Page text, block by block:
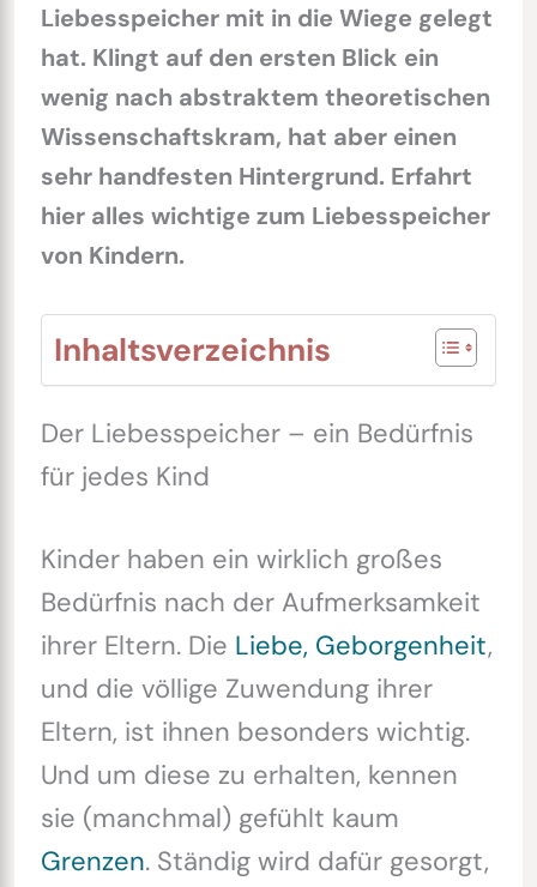
Liebesspeicher mit in die Wiege gelegt
hat. Klingt auf den ersten Blick ein
wenig nach abstraktem theoretischen
Wissenschaftskram, hat aber einen
sehr handfesten Hintergrund. Erfahrt
hier alles wichtige zum Liebesspeicher
von Kindern.
Inhaltsverzeichnis
Der Liebesspeicher – ein Bedürfnis
für jedes Kind
Kinder haben ein wirklich großes
Bedürfnis nach der Aufmerksamkeit
ihrer Eltern. Die Liebe, Geborgenheit,
und die völlige Zuwendung ihrer
Eltern, ist ihnen besonders wichtig.
Und um diese zu erhalten, kennen
sie (manchmal) gefühlt kaum
Grenzen. Ständig wird dafür gesorgt,